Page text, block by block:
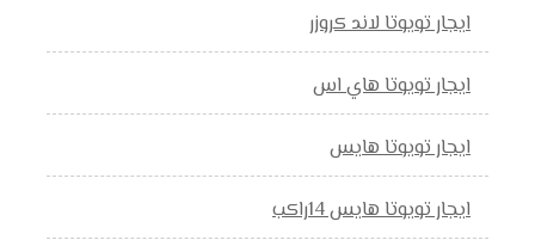
ايجار تويوتا لاند كروزر
ايجار تويوتا هاي اس
ايجار تويوتا هايس
ايجار تويوتا هايس 14راكب